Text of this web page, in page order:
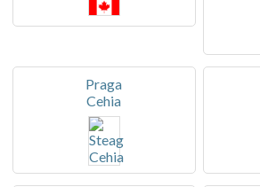
Praga
Cehia